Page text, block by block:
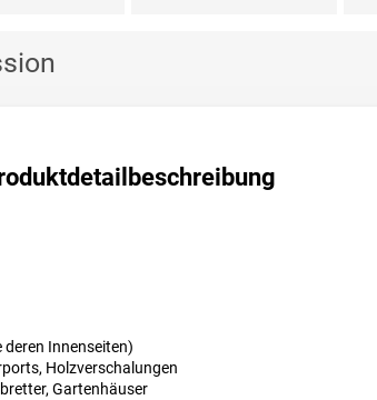
Innenseiten)
Holzverschalungen
Gartenhäuser